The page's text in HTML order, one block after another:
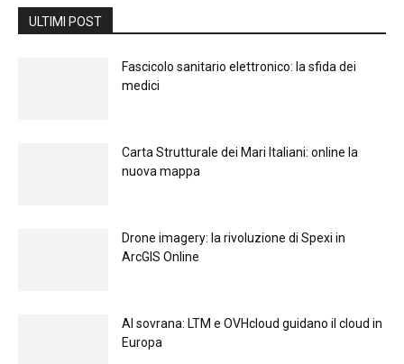
ULTIMI POST
Fascicolo sanitario elettronico: la sfida dei
medici
Carta Strutturale dei Mari Italiani: online la
nuova mappa
Drone imagery: la rivoluzione di Spexi in
ArcGIS Online
Al sovrana: LTM е OVHcloud guidano il cloud in
Europа